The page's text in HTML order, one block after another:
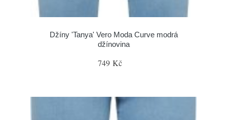
Džíny 'Tanya' Vero Moda Curve modrá
džínovina
749 Kč